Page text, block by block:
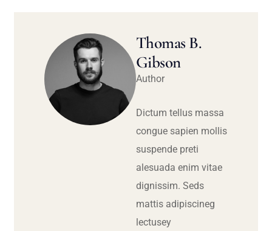
Thomas B.
Gibson
Author
Dictum tellus massa
congue sapien mollis
suspende preti
alesuada enim vitae
dignissim. Seds
mattis adipiscineg
lectusey